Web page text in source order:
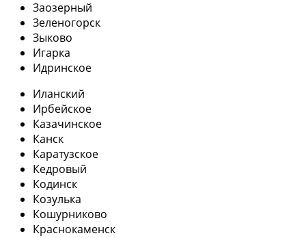
Заозерный
Зеленогорск
Зыково
Игарка
Идринское
Иланский
Ирбейское
Казачинское
Канск
Каратузское
Кедровый
Кодинск
Козулька
Кошурниково
Краснокаменск